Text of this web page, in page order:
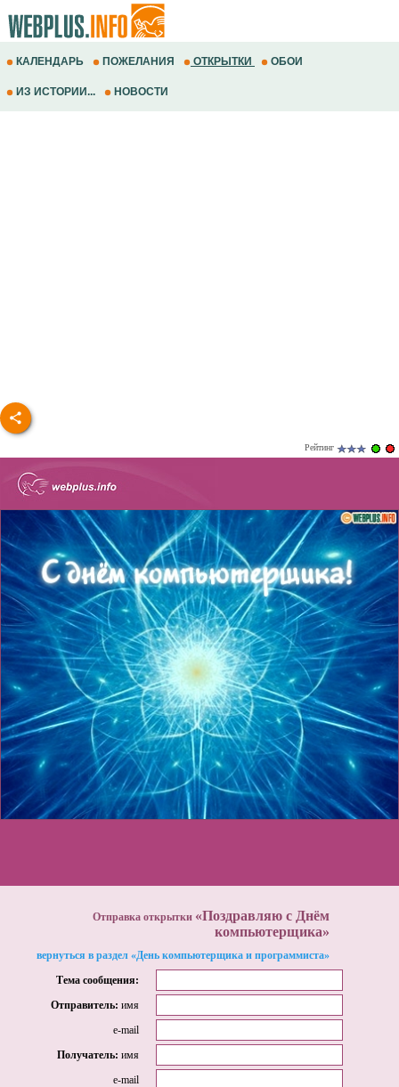
КАЛЕНДАРЬ ПОЖЕЛАНИЯ ОТКРЫТКИ ОБОИ
ИЗ ИСТОРИИ... НОВОСТИ
Рейтинг
Отправка открытки «Поздравляю с Днём
компьютерщика»
вернуться в раздел «День компьютерщика и программиста»
Тема сообщения:
Отправитель: имя
e-mail
Получатель: имя
e-mail